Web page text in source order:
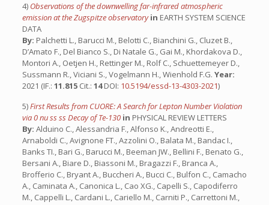
4) Observations of the downwelling far-infrared atmospheric
emission at the Zugspitze observatoryin EARTH SYSTEM SCIENCE
DATA
By: Palchetti L., Barucci M., Belotti C., Bianchini G., Cluzet B.,
D’Amato F., Del Bianco S., Di Natale G., Gai M., Khordakova D.,
Montori A., Oetjen H., Rettinger M., Rolf C., Schuettemeyer D.,
Sussmann R., Viciani S., Vogelmann H., Wienhold F.G. Year:
2021 (IF.: 11.815 Cit.: 14DOI: 10.5194/essd-13-4303-2021)
5)First Results from CUORE: A Search for Lepton Number Violation
via 0 nu ss ss Decay of Te-130 in PHYSICAL REVIEW LETTERS
By: Alduino C., Alessandria F., Alfonso K., Andreotti E.,
Arnaboldi C., Avignone FT., Azzolini O., Balata M., Bandac I.,
Banks TI., Bari G., Barucci M., Beeman JW., Bellini F., Benato G.,
Bersani A., Biare D., Biassoni M., Bragazzi F., Branca A.,
Brofferio C., Bryant A., Buccheri A., Bucci C., Bulfon C., Camacho
A., Caminata A., Canonica L., Cao XG., Capelli S., Capodiferro
M., Cappelli L., Cardani L., Cariello M., Carniti P., Carrettoni M.,